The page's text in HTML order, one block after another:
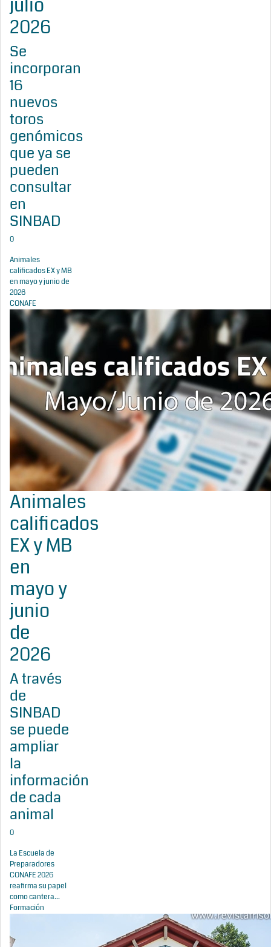
julio
2026
Se
incorporan
16
nuevos
toros
genómicos
que ya se
pueden
consultar
en
SINBAD
0
Animales
calificados EX y MB
en mayo y junio de
2026
CONAFE
Animales
calificados
EX y MB
en
mayo y
junio
de
2026
A través
de
SINBAD
se puede
ampliar
la
información
de cada
animal
0
La Escuela de
Preparadores
CONAFE 2026
reafirma su papel
como cantera...
Formación